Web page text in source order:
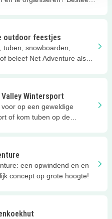
outdoor feestjes
tuben, snowboarden,
beleef Net Adventure als
Wintersport
voor op een geweldige
of kom tuben op de
een opwindend en en
concept op grote hoogte!